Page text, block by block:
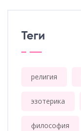
Теги
религия
эзотерика
философия